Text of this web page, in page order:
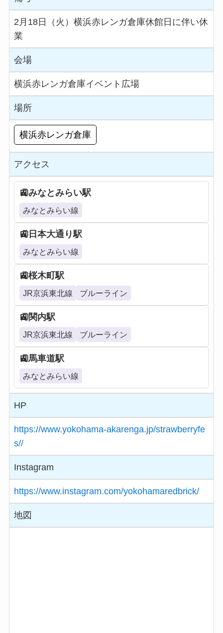
2月18日（火）横浜赤レンガ倉庫休館日に伴い休
業
会場
横浜赤レンガ倉庫イベント広場
場所
横浜赤レンガ倉庫
アクセス
みなとみらい駅
みなとみらい線
日本大通り駅
みなとみらい線
桜木町駅
JR京浜東北線 ブルーライン
関内駅
JR京浜東北線 ブルーライン
馬車道駅
みなとみらい線
HP
https://www.yokohama-akarenga.jp/strawberryfe
s//
Instagram
https://www.instagram.com/yokohamaredbrick/
地図